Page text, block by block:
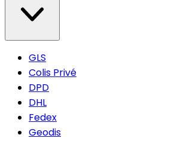
GLS
Colis Privé
DPD
DHL
Fedex
Geodis